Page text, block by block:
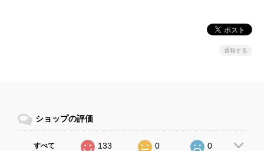
通報する
ショップの評価
すべて 133 0 0